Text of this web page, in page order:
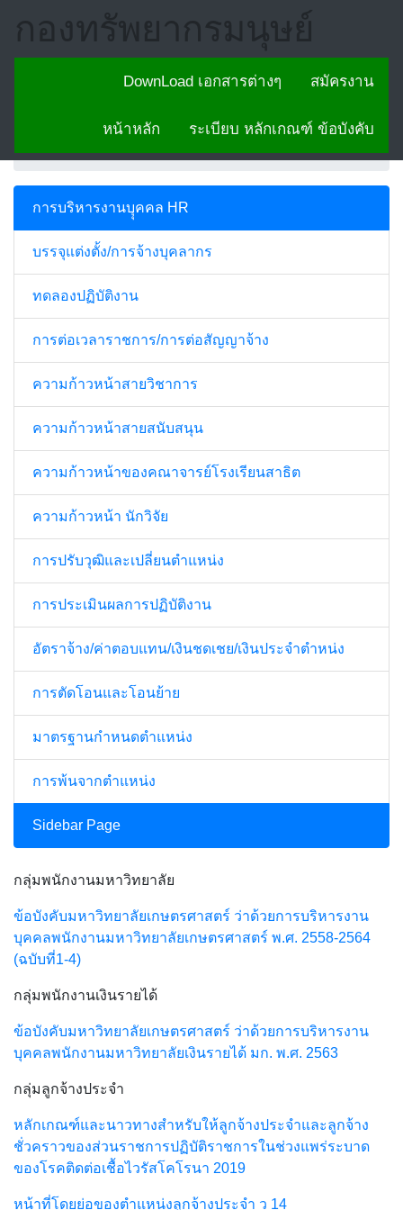
กองทรัพยากรมนุษย์
สมัครงาน
DownLoad เอกสารต่างๆ
ระเบียบ หลักเกณฑ์ ข้อบังคับ
หน้าหลัก
การบริหารงานบุุคคล HR
บรรจุแต่งตั้ง/การจ้างบุคลากร
ทดลองปฏิบัติงาน
การต่อเวลาราชการ/การต่อสัญญาจ้าง
ความก้าวหน้าสายวิชาการ
ความก้าวหน้าสายสนับสนุน
ความก้าวหน้าของคณาจารย์โรงเรียนสาธิต
ความก้าวหน้า นักวิจัย
การปรับวุฒิและเปลี่ยนตำแหน่ง
การประเมินผลการปฏิบัติงาน
อัตราจ้าง/ค่าตอบแทน/เงินชดเชย/เงินประจำตำหน่ง
การตัดโอนและโอนย้าย
มาตรฐานกำหนดตำแหน่ง
การพ้นจากตำแหน่ง
Sidebar Page
กลุ่มพนักงานมหาวิทยาลัย
ข้อบังคับมหาวิทยาลัยเกษตรศาสตร์ ว่าด้วยการบริหารงาน
บุคคลพนักงานมหาวิทยาลัยเกษตรศาสตร์ พ.ศ. 2558-2564
(ฉบับที่1-4)
กลุ่มพนักงานเงินรายได้
ข้อบังคับมหาวิทยาลัยเกษตรศาสตร์ ว่าด้วยการบริหารงาน
บุคคลพนักงานมหาวิทยาลัยเงินรายได้ มก. พ.ศ. 2563
กลุ่มลูกจ้างประจำ
หลักเกณฑ์และนาวทางสำหรับให้ลูกจ้างประจำและลูกจ้าง
ชั่วคราวของส่วนราชการปฏิบัติราชการในช่วงแพร่ระบาด
ของโรคติดต่อเชื้อไวรัสโคโรนา 2019
หน้าที่โดยย่อของตำแหน่งลูกจ้างประจำ ว 14